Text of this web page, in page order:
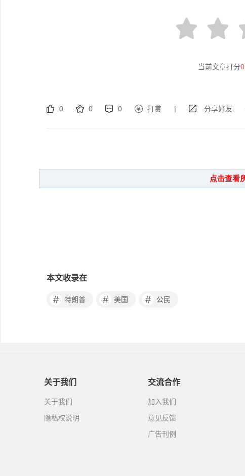
当前文章打分0
0 0 0 打赏 | 分享好友:
本文收录在
# 特朗普 # 美国 # 公民
关于我们
关于我们
隐私权说明
交流合作
加入我们
意见反馈
广告刊例